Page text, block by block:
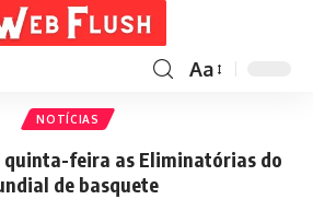
Aa
NOTÍCIAS
quinta-feira as Eliminatórias do
de basquete